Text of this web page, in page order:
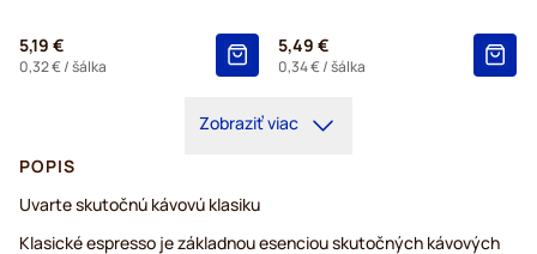
5,19 €
0,32 €/ šálka
5,49 €
0,34 €/ šálka
Zobraziť viac
POPIS
Uvarte skutočnú kávovú klasiku
Klasické espresso je základnou esenciou skutočných kávových